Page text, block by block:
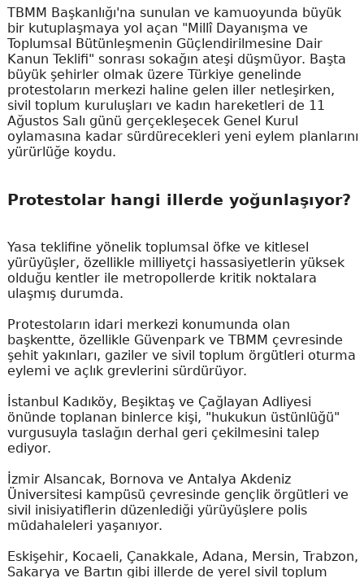
TBMM Başkanlığı'na sunulan ve kamuoyunda büyük
bir kutuplaşmaya yol açan "Millî Dayanışma ve
Toplumsal Bütünleşmenin Güçlendirilmesine Dair
Kanun Teklifi" sonrası sokağın ateşi düşmüyor. Başta
büyük şehirler olmak üzere Türkiye genelinde
protestoların merkezi haline gelen iller netleşirken,
sivil toplum kuruluşları ve kadın hareketleri de 11
Ağustos Salı günü gerçekleşecek Genel Kurul
oylamasına kadar sürdürecekleri yeni eylem planlarını
yürürlüğe koydu.
Protestolar hangi illerde yoğunlaşıyor?
Yasa teklifine yönelik toplumsal öfke ve kitlesel
yürüyüşler, özellikle milliyetçi hassasiyetlerin yüksek
olduğu kentler ile metropollerde kritik noktalara
ulaşmış durumda.
Protestoların idari merkezi konumunda olan
başkentte, özellikle Güvenpark ve TBMM çevresinde
şehit yakınları, gaziler ve sivil toplum örgütleri oturma
eylemi ve açlık grevlerini sürdürüyor.
İstanbul Kadıköy, Beşiktaş ve Çağlayan Adliyesi
önünde toplanan binlerce kişi, "hukukun üstünlüğü"
vurgusuyla taslağın derhal geri çekilmesini talep
ediyor.
İzmir Alsancak, Bornova ve Antalya Akdeniz
Üniversitesi kampüsü çevresinde gençlik örgütleri ve
sivil inisiyatiflerin düzenlediği yürüyüşlere polis
müdahaleleri yaşanıyor.
Eskişehir, Kocaeli, Çanakkale, Adana, Mersin, Trabzon,
Sakarya ve Bartın gibi illerde de yerel sivil toplum